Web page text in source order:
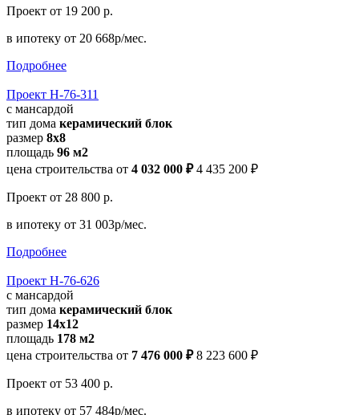
Проект от 19 200 р.
в ипотеку от 20 668р/мес.
Подробнее
Проект Н-76-311
с мансардой
тип дома керамический блок
размер 8x8
площадь 96 м2
цена строительства от 4 032 000 ₽ 4 435 200 ₽
Проект от 28 800 р.
в ипотеку от 31 003р/мес.
Подробнее
Проект Н-76-626
с мансардой
тип дома керамический блок
размер 14x12
площадь 178 м2
цена строительства от 7 476 000 ₽ 8 223 600 ₽
Проект от 53 400 р.
в ипотеку от 57 484р/мес.